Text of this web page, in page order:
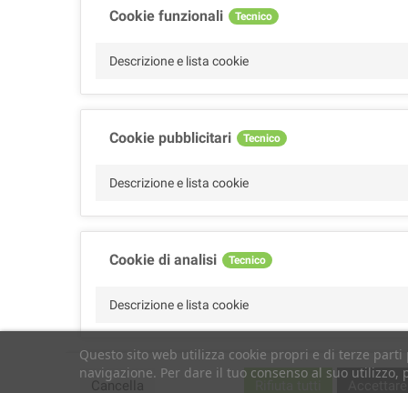
Questo sito web utilizza cookie propri e di terze
navigazione. Per dare il tuo consenso al suo utilizzo,
Cookie funzionali Tecnico
Descrizione e lista cookie
Cookie pubblicitari Tecnico
Descrizione e lista cookie
Cookie di analisi Tecnico
Descrizione e lista cookie
Cookie di performance Tecnico
Cancella